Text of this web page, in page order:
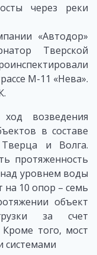
через реки
«Автодор»
Тверской
М-11 «Нева».
возведения
в составе
и Волга.
протяженность
уровнем воды
на 10 опор – семь
объект
за счет
Кроме того, мост
системами